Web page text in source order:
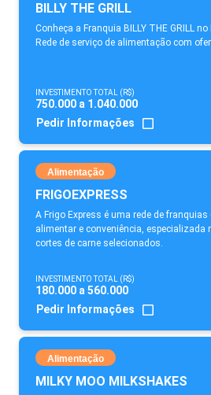
BILLY THE GRILL
Conheça a Franquia BILLY THE GRILL
Rede de serviço de alimentação com
INVESTIMENTO TOTAL (R$)
750.000 a 1.040.000
Pedir Informações
Alimentação
FRIGOEXPRESS
A Frigo Express é uma rede de
alimentar e conveniência, especializada
cortes de carne selecionados.
INVESTIMENTO TOTAL (R$)
180.000 a 560.000
Pedir Informações
Alimentação
MILKY MOO MILKSHAKES